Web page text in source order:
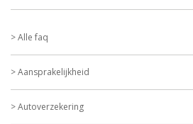
Alle faq
Aansprakelijkheid
Autoverzekering